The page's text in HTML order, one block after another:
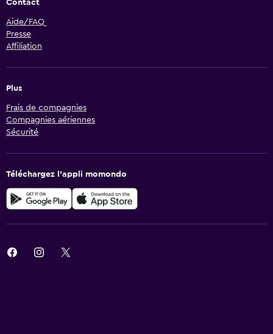
Contact
Aide/FAQ
Presse
Affiliation
Plus
Frais de compagnies
Compagnies aériennes
Sécurité
Téléchargez l’appli momondo